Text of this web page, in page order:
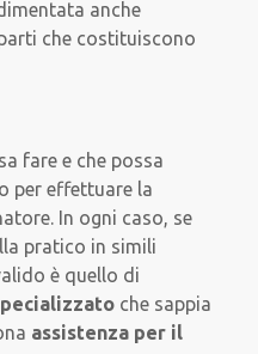
anche
che costituiscono
fare e che possa
per effettuare la
In ogni caso, se
pratico in simili
è quello di
che sappia
assistenza per il